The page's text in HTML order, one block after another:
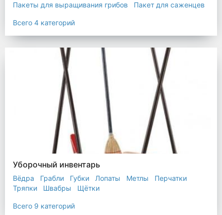
Пакеты для выращивания грибов
Пакет для саженцев
Всего 4 категорий
Уборочный инвентарь
Вёдра Грабли Губки Лопаты Метлы
Перчатки
Тряпки
Швабры Щётки
Всего 9 категорий